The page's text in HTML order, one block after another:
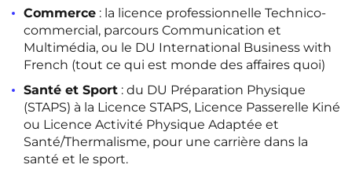
Saint-Denis Saint-Etienne
Saint-Ouen Strasbourg
Toulouse NEW! Tours
Valenciennes Vichy
Villejuif Villeneuve-d'Ascq
Commerce : la licence professionnelle Technico-
commercial, parcours Communication et
Multimédia, ou le DU International Business with
French (tout ce qui est monde des affaires quoi)
Santé et Sport : du DU Préparation Physique
(STAPS) à la Licence STAPS, Licence Passerelle Kiné
ou Licence Activité Physique Adaptée et
Santé/Thermalisme, pour une carrière dans la
santé et le sport.